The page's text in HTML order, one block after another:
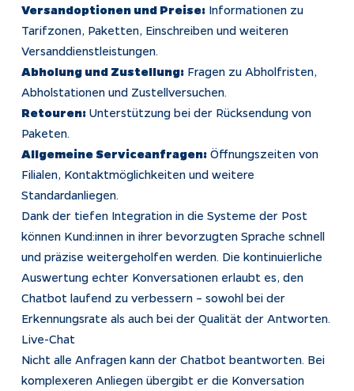
Versandoptionen und Preise:Informationen zu
Tarifzonen, Paketten, Einschreiben und weiteren
Versanddienstleistungen.
Abholung und Zustellung:Fragen zu Abholfristen,
Abholstationen und Zustellversuchen.
Retouren:Unterstützung bei der Rücksendung von
Paketen.
Allgemeine Serviceanfragen:Öffnungszeiten von
Filialen, Kontaktmöglichkeiten und weitere
Standardanliegen.
Dank der tiefen Integration in die Systeme der Post
können Kund:innen in ihrer bevorzugten Sprache schnell
und präzise weitergeholfen werden. Die kontinuierliche
Auswertung echter Konversationen erlaubt es, den
Chatbot laufend zu verbessern – sowohl bei der
Erkennungsrate als auch bei der Qualität der Antworten.
Live-Chat
Nicht alle Anfragen kann der Chatbot beantworten. Bei
komplexeren Anliegen übergibt er die Konversation